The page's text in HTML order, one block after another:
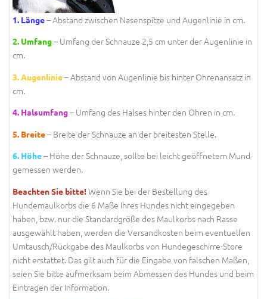
1. Länge– Abstand zwischen Nasenspitze und Augenlinie in cm.
2. Umfang– Umfang der Schnauze 2,5 cm unter der Augenlinie in
cm.
3. Augenlinie– Abstand von Augenlinie bis hinter Ohrenansatz in
cm.
4. Halsumfang– Umfang des Halses hinter den Ohren in cm.
5. Breite– Breite der Schnauze an der breitesten Stelle.
6. Höhe– Höhe der Schnauze, sollte bei leicht geöffnetem Mund
gemessen werden.
Beachten Sie bitte!Wenn Sie bei der Bestellung des
Hundemaulkorbs die 6 Maße Ihres Hundes nicht eingegeben
haben, bzw. nur die Standardgröße des Maulkorbs nach Rasse
ausgewählt haben, werden die Versandkosten beim eventuellen
Umtausch/Rückgabe des Maulkorbs von Hundegeschirre-Store
nicht erstattet. Das gilt auch für die Eingabe von falschen Maßen,
seien Sie bitte aufmerksam beim Abmessen des Hundes und beim
Eintragen der Information.